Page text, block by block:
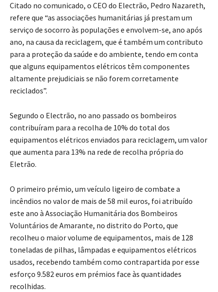
Citado no comunicado, o CEO do Electrão, Pedro Nazareth,
refere que “as associações humanitárias já prestam um
serviço de socorro às populações e envolvem-se, ano após
ano, na causa da reciclagem, que é também um contributo
para a proteção da saúde e do ambiente, tendo em conta
que alguns equipamentos elétricos têm componentes
altamente prejudiciais se não forem corretamente
reciclados”.
Segundo o Electrão, no ano passado os bombeiros
contribuíram para a recolha de 10% do total dos
equipamentos elétricos enviados para reciclagem, um valor
que aumenta para 13% na rede de recolha própria do
Eletrão.
O primeiro prémio, um veículo ligeiro de combate a
incêndios no valor de mais de 58 mil euros, foi atribuído
este ano à Associação Humanitária dos Bombeiros
Voluntários de Amarante, no distrito do Porto, que
recolheu o maior volume de equipamentos, mais de 128
toneladas de pilhas, lâmpadas e equipamentos elétricos
usados, recebendo também como contrapartida por esse
esforço 9.582 euros em prémios face às quantidades
recolhidas.